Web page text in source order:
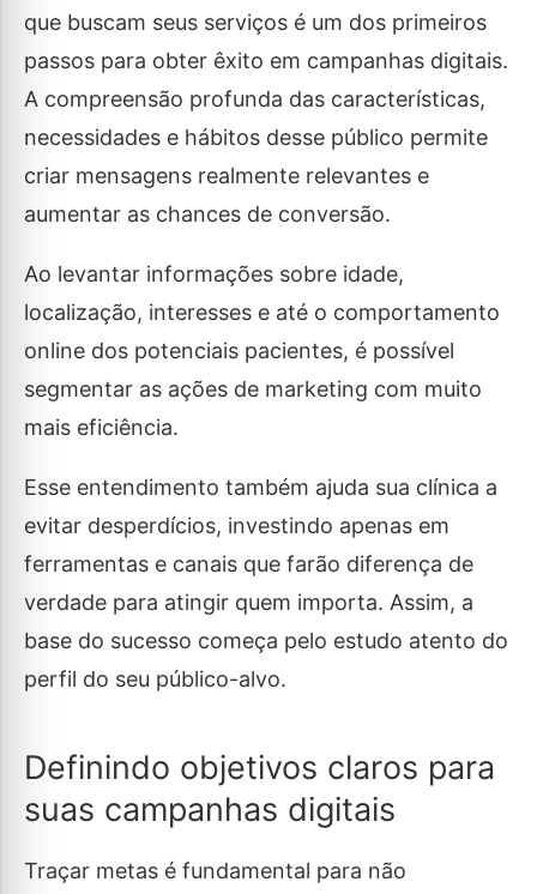
que buscam seus serviços é um dos primeiros
passos para obter êxito em campanhas digitais.
A compreensão profunda das características,
necessidades e hábitos desse público permite
criar mensagens realmente relevantes e
aumentar as chances de conversão.
Ao levantar informações sobre idade,
localização, interesses e até o comportamento
online dos potenciais pacientes, é possível
segmentar as ações de marketing com muito
mais eficiência.
Esse entendimento também ajuda sua clínica a
evitar desperdícios, investindo apenas em
ferramentas e canais que farão diferença de
verdade para atingir quem importa. Assim, a
base do sucesso começa pelo estudo atento do
perfil do seu público-alvo.
Definindo objetivos claros para
suas campanhas digitais
Traçar metas é fundamental para não